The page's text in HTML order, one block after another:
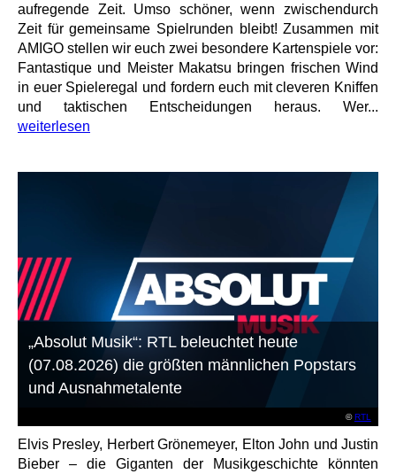
aufregende Zeit. Umso schöner, wenn zwischendurch
Zeit für gemeinsame Spielrunden bleibt! Zusammen mit
AMIGO stellen wir euch zwei besondere Kartenspiele vor:
Fantastique und Meister Makatsu bringen frischen Wind
in euer Spieleregal und fordern euch mit cleveren Kniffen
und taktischen Entscheidungen heraus. Wer...
weiterlesen
©RTL
„Absolut Musik“: RTL beleuchtet heute
(07.08.2026) die größten männlichen Popstars
und Ausnahmetalente
Elvis Presley, Herbert Grönemeyer, Elton John und Justin
Bieber – die Giganten der Musikgeschichte könnten